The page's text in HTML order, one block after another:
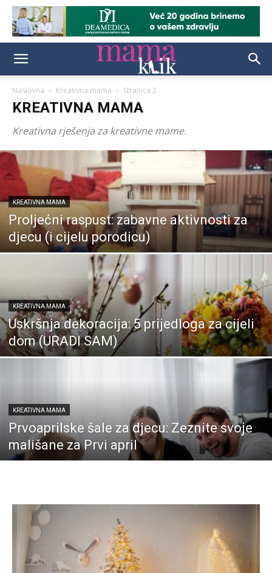
Naslovna Kreativna mama Stranica 2
KREATIVNA MAMA
Kreativna rješenja za kreativne mame.
KREATIVNA MAMA
Proljećni raspust: zabavne aktivnosti za
djecu (i cijelu porodicu)
KREATIVNA MAMA
Uskršnja dekoracija: 5 prijedloga za cijeli
dom (URADI SAM)
KREATIVNA MAMA
Prvoaprilske šale za djecu: Zeznite svoje
mališane za Prvi april